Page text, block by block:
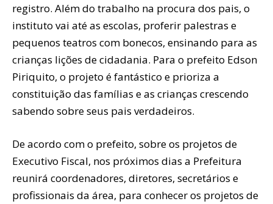
registro. Além do trabalho na procura dos pais, o
instituto vai até as escolas, proferir palestras e
pequenos teatros com bonecos, ensinando para as
crianças lições de cidadania. Para o prefeito Edson
Piriquito, o projeto é fantástico e prioriza a
constituição das famílias e as crianças crescendo
sabendo sobre seus pais verdadeiros.
De acordo com o prefeito, sobre os projetos de
Executivo Fiscal, nos próximos dias a Prefeitura
reunirá coordenadores, diretores, secretários e
profissionais da área, para conhecer os projetos de